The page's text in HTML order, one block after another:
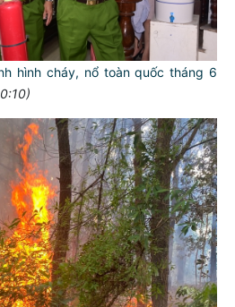
hình cháy, nổ toàn quốc tháng 6